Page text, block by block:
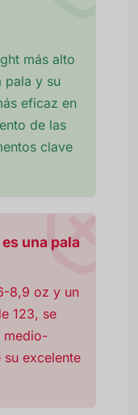
más alto
pala y su
eficaz en
de las
clave
una pala
8,9 oz y un
123, se
medio-
excelente